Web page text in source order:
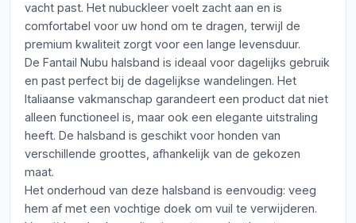
vacht past. Het nubuckleer voelt zacht aan en is
comfortabel voor uw hond om te dragen, terwijl de
premium kwaliteit zorgt voor een lange levensduur.
De Fantail Nubu halsband is ideaal voor dagelijks gebruik
en past perfect bij de dagelijkse wandelingen. Het
Italiaanse vakmanschap garandeert een product dat niet
alleen functioneel is, maar ook een elegante uitstraling
heeft. De halsband is geschikt voor honden van
verschillende groottes, afhankelijk van de gekozen
maat.
Het onderhoud van deze halsband is eenvoudig: veeg
hem af met een vochtige doek om vuil te verwijderen.